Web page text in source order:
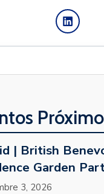
| British
Garden
3, 2026